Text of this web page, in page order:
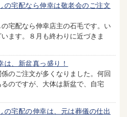
の宅配なら伸幸は敬老会のご注文
宅配なら伸幸店主の石毛です。い
ます。８月も終わりに近づきま
は、新盆真っ盛り！
のご注文が多くなりました。何回
のですが、大体は新盆で、自宅
の宅配の伸幸は、元は葬儀の仕出